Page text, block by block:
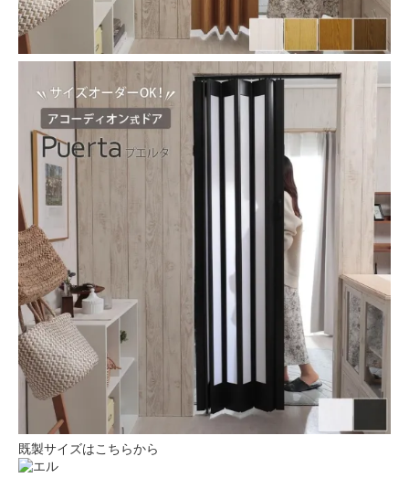
既製サイズはこちらから